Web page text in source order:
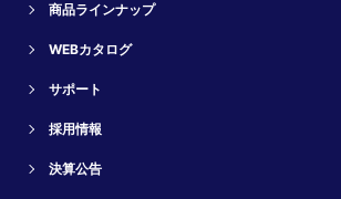
商品ラインナップ
WEBカタログ
サポート
採用情報
決算公告